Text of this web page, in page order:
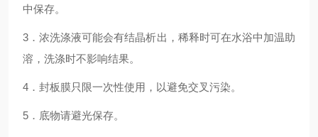
中保存。
3．浓洗涤液可能会有结晶析出，稀释时可在水浴中加温助
溶，洗涤时不影响结果。
4．封板膜只限一次性使用，以避免交叉污染。
5．底物请避光保存。